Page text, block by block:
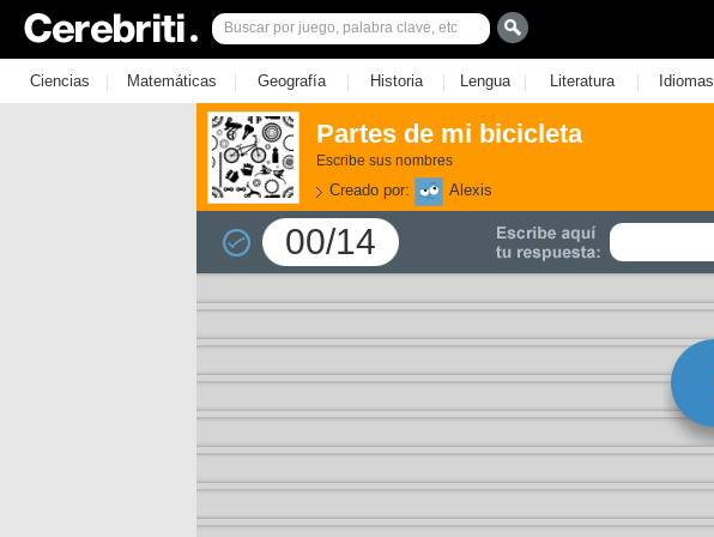
Ciencias | Matemáticas | Geografía | Historia | Lengua | Literatura | Idiomas
Partes de mi bicicleta
Escribe sus nombres
Creado por: Alexis
00/14